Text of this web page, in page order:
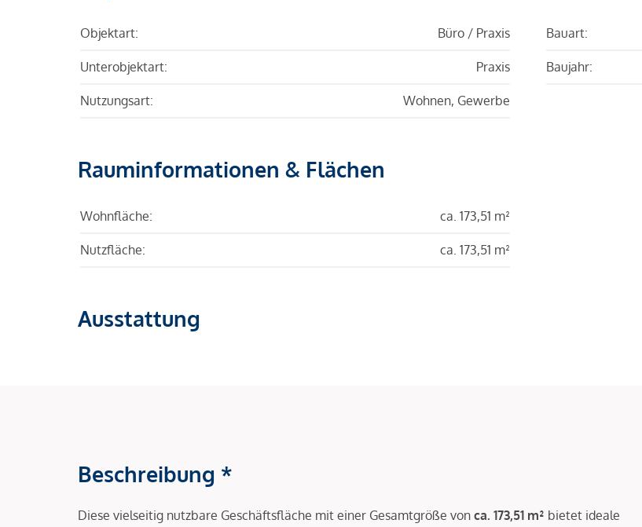
Objektart: Büro / Praxis
Unterobjektart: Praxis
Nutzungsart: Wohnen, Gewerbe
Bauart:
Baujahr:
Rauminformationen & Flächen
Wohnfläche: ca. 173,51 m²
Nutzfläche: ca. 173,51 m²
Ausstattung
Beschreibung *
Diese vielseitig nutzbare Geschäftsfläche mit einer Gesamtgröße von ca. 173,51 m² bietet ideale